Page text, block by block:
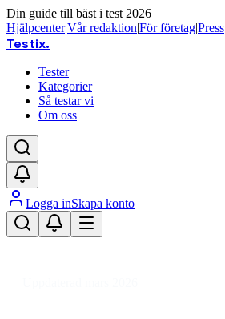
Din guide till bäst i test 2026
Hjälpcenter|Vår redaktion|För företag|Press
Testix.
Tester
Kategorier
Så testar vi
Om oss
Logga inSkapa konto